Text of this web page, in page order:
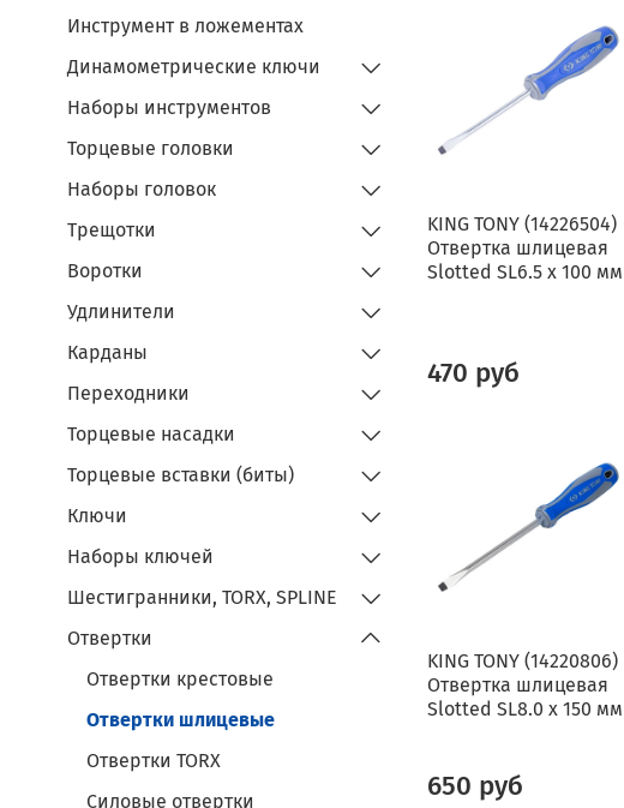
KING TONY (14226504)
Отвертка шлицевая
Slotted SL6.5 x 100 мм
470 руб
KING TONY (14220806)
Отвертка шлицевая
Slotted SL8.0 x 150 мм
650 руб
Инструмент в ложементах
Динамометрические ключи
Наборы инструментов
Торцевые головки
Наборы головок
Трещотки
Воротки
Удлинители
Карданы
Переходники
Торцевые насадки
Торцевые вставки (биты)
Ключи
Наборы ключей
Шестигранники, TORX, SPLINE
Отвертки
Отвертки крестовые
Отвертки шлицевые
Отвертки TORX
Силовые отвертки